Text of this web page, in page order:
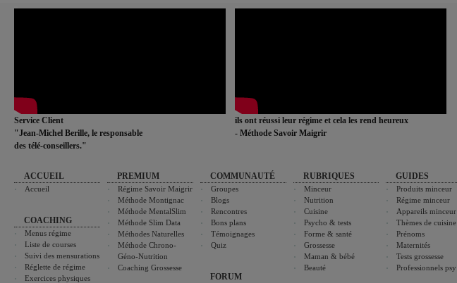
Service Client
"Jean-Michel Berille, le responsable
des télé-conseillers."
ils ont réussi leur régime et cela les rend heureux
- Méthode Savoir Maigrir
ACCUEIL
Accueil
COACHING
Menus régime
Liste de courses
Suivi des mensurations
Réglette de régime
Exercices physiques
PREMIUM
Régime Savoir Maigrir
Méthode Montignac
Méthode MentalSlim
Méthode Slim Data
Méthodes Naturelles
Méthode Chrono-
Géno-Nutrition
Coaching Grossesse
COMMUNAUTÉ
Groupes
Blogs
Rencontres
Bons plans
Témoignages
Quiz
FORUM
RUBRIQUES
Minceur
Nutrition
Cuisine
Psycho & tests
Forme & santé
Grossesse
Maman & bébé
Beauté
GUIDES
Produits minceur
Régime minceur
Appareils minceur
Thèmes de cuisine
Prénoms
Maternités
Tests grossesse
Professionnels psy